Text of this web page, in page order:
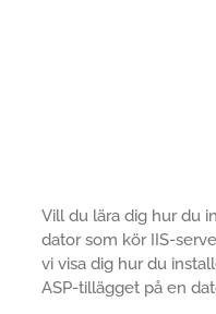
Vill du lära dig hur du
dator som kör IIS-
vi visa dig hur du
ASP-tillägget på en